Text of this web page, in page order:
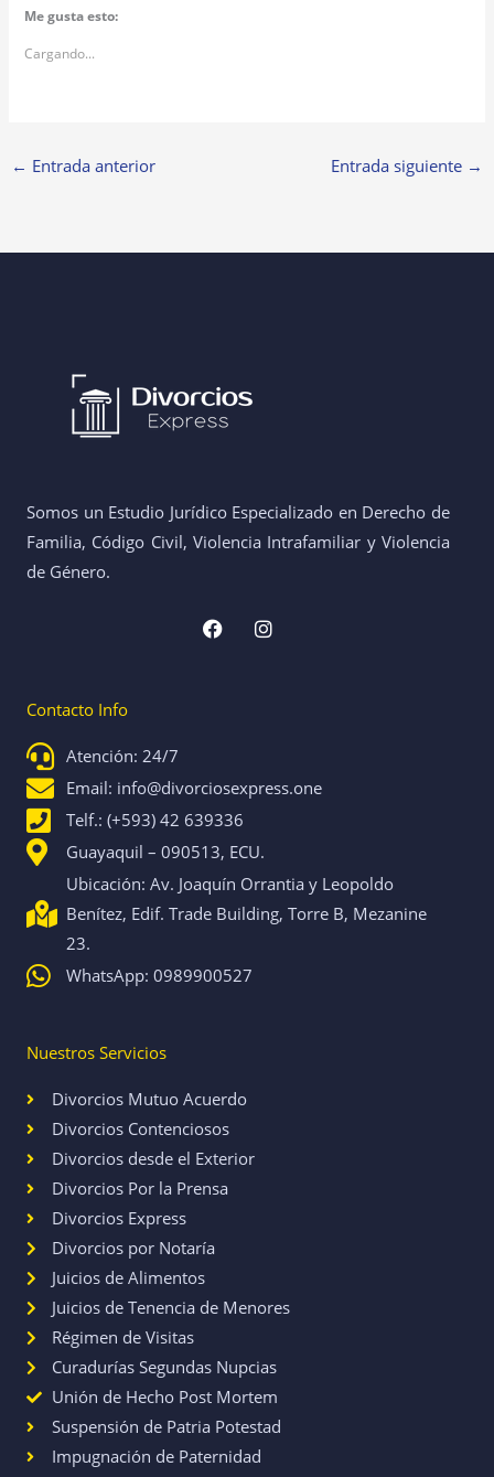
Me gusta esto:
Cargando...
← Entrada anterior Entrada siguiente →
Somos un Estudio Jurídico Especializado en Derecho de
Familia, Código Civil, Violencia Intrafamiliar y Violencia
de Género.
F
a
I
n
Contacto Info
Atención: 24/7
Email: info@divorciosexpress.one
Telf.: (+593) 42 639336
Guayaquil – 090513, ECU.
Ubicación: Av. Joaquín Orrantia y Leopoldo
Benítez, Edif. Trade Building, Torre B, Mezanine
23.
WhatsApp: 0989900527
Nuestros Servicios
Divorcios Mutuo Acuerdo
Divorcios Contenciosos
Divorcios desde el Exterior
Divorcios Por la Prensa
Divorcios Express
Divorcios por Notaría
Juicios de Alimentos
Juicios de Tenencia de Menores
Régimen de Visitas
Curadurías Segundas Nupcias
Unión de Hecho Post Mortem
Suspensión de Patria Potestad
Impugnación de Paternidad